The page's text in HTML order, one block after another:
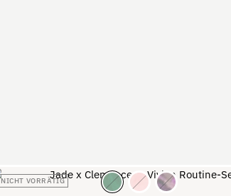
NICHT VORRÄTIG